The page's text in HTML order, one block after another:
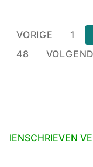
Berichten
paginering
VORIGE 1
48
IENSCHRIEVEN